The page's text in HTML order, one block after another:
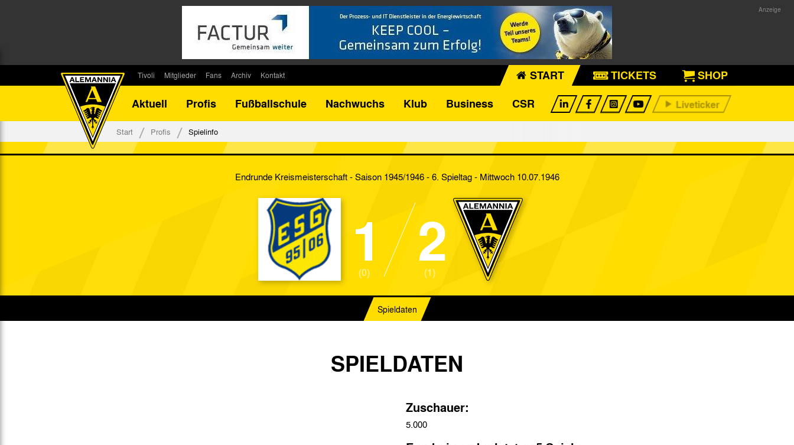
Tivoli
Stadionsprecher
Mitglieder
Kontakt
Fans
Fanbeirat
Fan-Klubs
Archiv
Ahnentafel
Kontakt START TICKETS
SHOP
Aktuell
Profis Fußballschule Nachwuchs Klub Business CSR
Start Profis Spielinfo
Endrunde Kreismeisterschaft - Saison 1945/1946 - 6. Spieltag- Mittwoch 10.07.1946
1
(0) 2
(1)
Spieldaten
SPIELDATEN
Zuschauer:
5.000